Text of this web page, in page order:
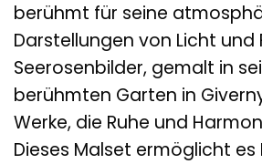
berühmt für seine
Darstellungen von Licht und
Seerosenbilder, gemalt in
berühmten Garten in
Werke, die Ruhe und
Dieses Malset ermöglicht es